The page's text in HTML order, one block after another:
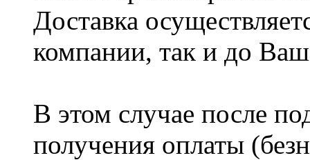
Доставка
компании, так и до
В этом случае после
получения оплаты